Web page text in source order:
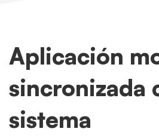
Aplicación
sincronizada
sistema